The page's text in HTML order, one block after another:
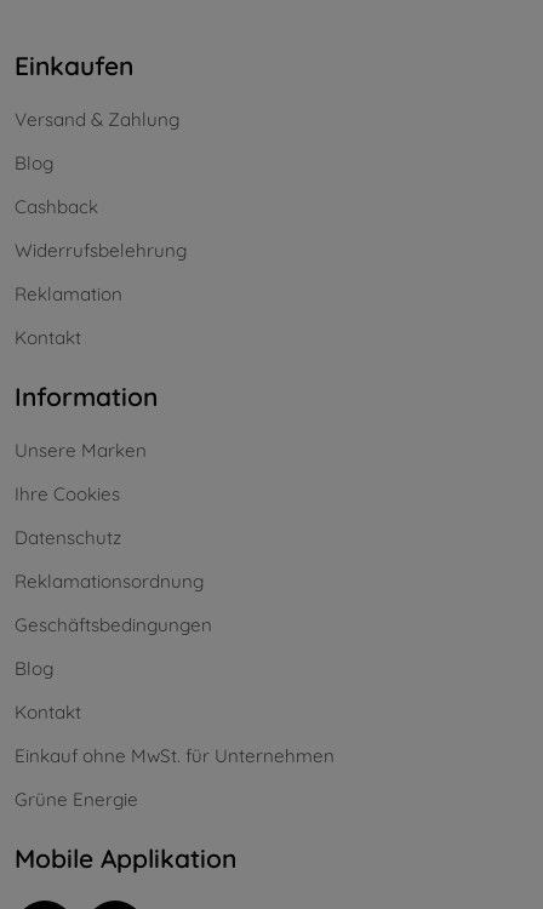
Einkaufen
Versand & Zahlung
Blog
Cashback
Widerrufsbelehrung
Reklamation
Kontakt
Information
Unsere Marken
Ihre Cookies
Datenschutz
Reklamationsordnung
Geschäftsbedingungen
Blog
Kontakt
Einkauf ohne MwSt. für Unternehmen
Grüne Energie
Mobile Applikation